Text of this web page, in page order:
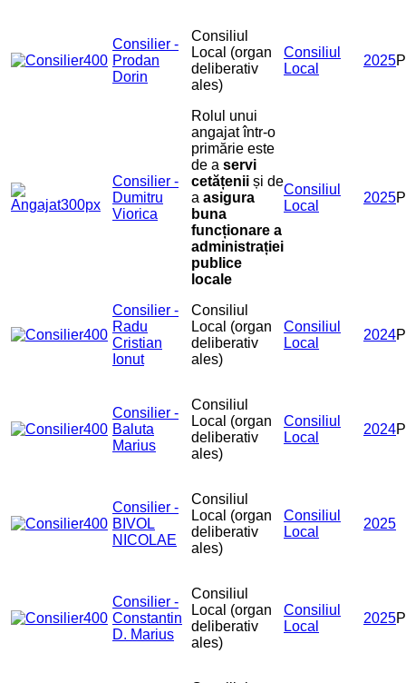
Consilier -
Prodan
Dorin
Consiliul
Local (organ
deliberativ
ales)
Consiliul
Local
2025
Consilier -
Dumitru
Viorica
Rolul unui
angajat într-o
primărie este
de a servi
cetățenii și de
a asigura
buna
funcționare a
administrației
publice
locale
Consiliul
Local
2025
Consilier -
Radu
Cristian
Ionut
Consiliul
Local (organ
deliberativ
ales)
Consiliul
Local
2024
Consilier -
Baluta
Marius
Consiliul
Local (organ
deliberativ
ales)
Consiliul
Local
2024
Consilier -
BIVOL
NICOLAE
Consiliul
Local (organ
deliberativ
ales)
Consiliul
Local
2025
Consilier -
Constantin
D. Marius
Consiliul
Local (organ
deliberativ
ales)
Consiliul
Local
2025